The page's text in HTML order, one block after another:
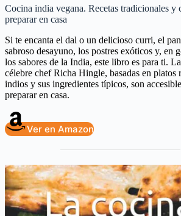
Cocina india vegana. Recetas tradicionales y
preparar en casa
Si te encanta el dal o un delicioso curri, el
sabroso desayuno, los postres exóticos y, en
los sabores de la India, este libro es para ti.
célebre chef Richa Hingle, basadas en platos
indios y sus ingredientes típicos, son
preparar en casa.
Ver en Amazon